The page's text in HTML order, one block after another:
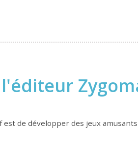
de développer des jeux